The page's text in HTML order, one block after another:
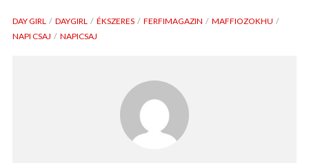
DAY GIRL DAYGIRL ÉKSZERES FERFIMAGAZIN
MAFFIOZOKHU
NAPI CSAJ
NAPICSAJ